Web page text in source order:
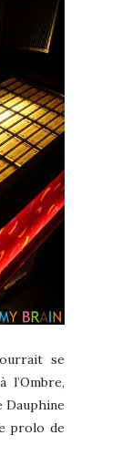
se
Dauphine
prolo de